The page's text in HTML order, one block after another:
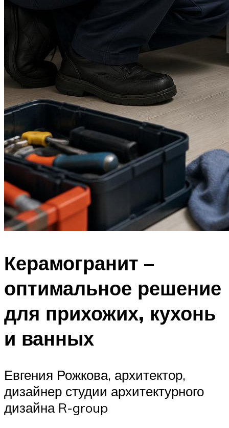
Керамогранит –
оптимальное решение
для прихожих, кухонь
и ванных
Евгения Рожкова, архитектор,
дизайнер студии архитектурного
дизайна R-group